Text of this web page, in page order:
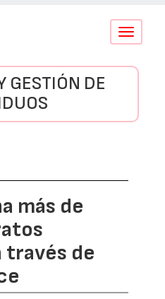
Conmutar
GESTIÓN DE
más de
de